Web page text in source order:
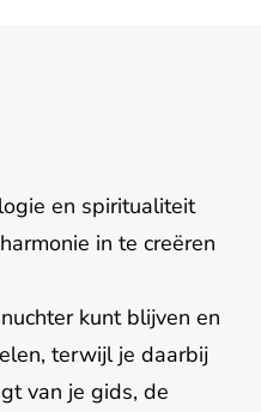
en spiritualiteit
in te creëren
kunt blijven en
terwijl je daarbij
van je gids, de